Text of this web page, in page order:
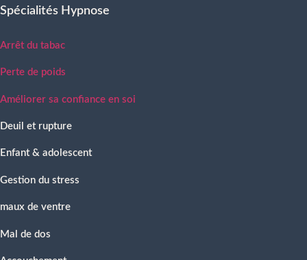
Spécialités Hypnose
Arrêt du tabac
Perte de poids
Améliorer sa confiance en soi
Deuil et rupture
Enfant & adolescent
Gestion du stress
maux de ventre
Mal de dos